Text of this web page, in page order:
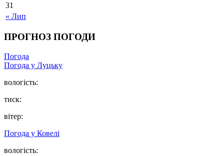
« Лип
31
ПРОГНОЗ ПОГОДИ
Погода
Погода у Луцьку
вологість:
тиск:
вітер:
Погода у Ковелі
вологість: